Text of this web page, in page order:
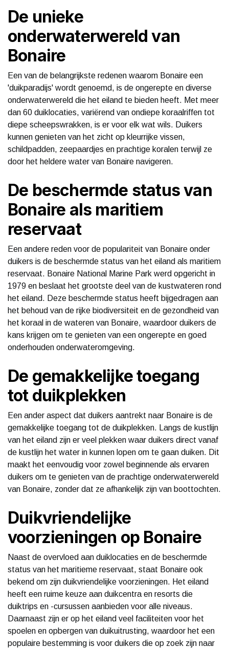
De unieke
onderwaterwereld van
Bonaire
Een van de belangrijkste redenen waarom Bonaire een
'duikparadijs' wordt genoemd, is de ongerepte en diverse
onderwaterwereld die het eiland te bieden heeft. Met meer
dan 60 duiklocaties, variërend van ondiepe koraalriffen tot
diepe scheepswrakken, is er voor elk wat wils. Duikers
kunnen genieten van het zicht op kleurrijke vissen,
schildpadden, zeepaardjes en prachtige koralen terwijl ze
door het heldere water van Bonaire navigeren.
De beschermde status van
Bonaire als maritiem
reservaat
Een andere reden voor de populariteit van Bonaire onder
duikers is de beschermde status van het eiland als maritiem
reservaat. Bonaire National Marine Park werd opgericht in
1979 en beslaat het grootste deel van de kustwateren rond
het eiland. Deze beschermde status heeft bijgedragen aan
het behoud van de rijke biodiversiteit en de gezondheid van
het koraal in de wateren van Bonaire, waardoor duikers de
kans krijgen om te genieten van een ongerepte en goed
onderhouden onderwateromgeving.
De gemakkelijke toegang
tot duikplekken
Een ander aspect dat duikers aantrekt naar Bonaire is de
gemakkelijke toegang tot de duikplekken. Langs de kustlijn
van het eiland zijn er veel plekken waar duikers direct vanaf
de kustlijn het water in kunnen lopen om te gaan duiken. Dit
maakt het eenvoudig voor zowel beginnende als ervaren
duikers om te genieten van de prachtige onderwaterwereld
van Bonaire, zonder dat ze afhankelijk zijn van boottochten.
Duikvriendelijke
voorzieningen op Bonaire
Naast de overvloed aan duiklocaties en de beschermde
status van het maritieme reservaat, staat Bonaire ook
bekend om zijn duikvriendelijke voorzieningen. Het eiland
heeft een ruime keuze aan duikcentra en resorts die
duiktrips en -cursussen aanbieden voor alle niveaus.
Daarnaast zijn er op het eiland veel faciliteiten voor het
spoelen en opbergen van duikuitrusting, waardoor het een
populaire bestemming is voor duikers die op zoek zijn naar